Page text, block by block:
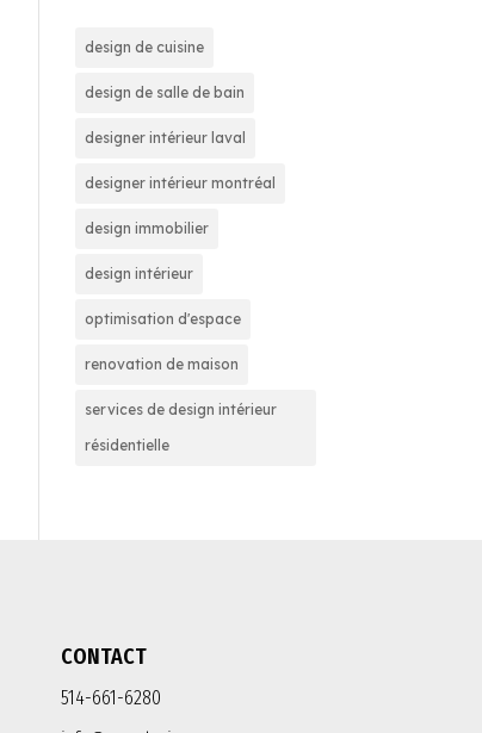
design de cuisine
design de salle de bain
designer intérieur laval
designer intérieur montréal
design immobilier
design intérieur
optimisation d'espace
renovation de maison
services de design intérieur
résidentielle
CONTACT
514-661-6280